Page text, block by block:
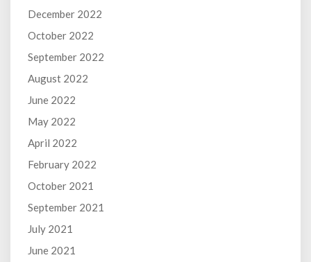
December 2022
October 2022
September 2022
August 2022
June 2022
May 2022
April 2022
February 2022
October 2021
September 2021
July 2021
June 2021